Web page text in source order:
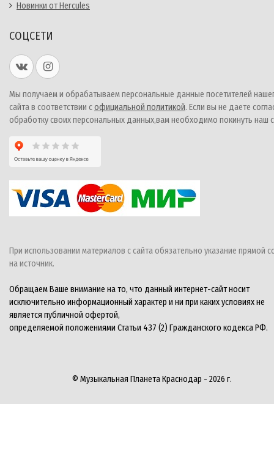
Новинки от Hercules
СОЦСЕТИ
Мы получаем и обрабатываем персональные данные посетителей
сайта в соответствии софициальной политикой. Если вы не даете
обработку своих персональных данных,вам необходимо покинуть наш
При использовании материалов с сайта обязательно указание прямой
на источник.
Обращаем Ваше внимание на то, что данный интернет-сайт носит
исключительно информационный характер и ни при каких условиях не
является публичной офертой,
определяемой положениями Статьи 437 (2) Гражданского кодекса РФ.
© Музыкальная Планета Краснодар - 2026 г.